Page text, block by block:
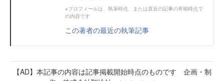
※プロフィールは、執筆時点、または直近の記事の寄稿時点で
の内容です
この著者の最近の執筆記事
【AD】本記事の内容は記事掲載開始時点のものです 企画・制